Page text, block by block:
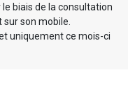
biais de la consultation
son mobile.
uniquement ce mois-ci